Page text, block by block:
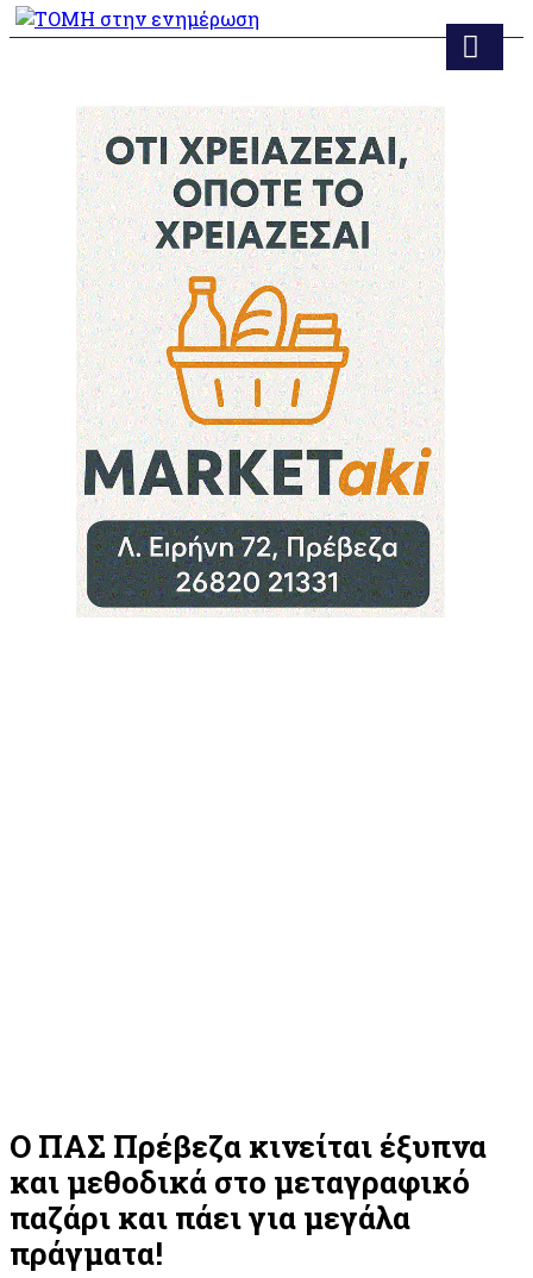
Ο ΠΑΣ Πρέβεζα κινείται έξυπνα
και μεθοδικά στο μεταγραφικό
παζάρι και πάει για μεγάλα
πράγματα!